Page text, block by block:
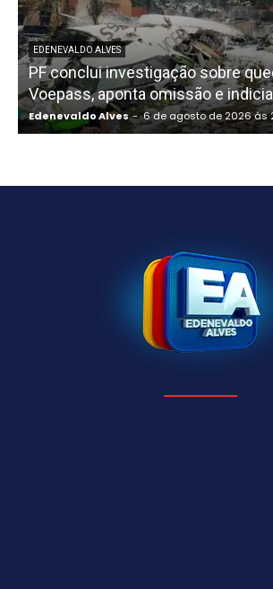
EDENEVALDO ALVES
PF conclui investigação sobre
Voepass, aponta omissão e
Edenevaldo Alves - 6 de agosto de 2026 às